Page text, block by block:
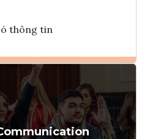
thông tin
Ghi danh
Tham vấn Interlink